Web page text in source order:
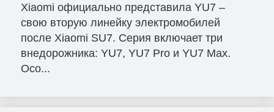
Xiaomi официально представила YU7 –
свою вторую линейку электромобилей
после Xiaomi SU7. Серия включает три
внедорожника: YU7, YU7 Pro и YU7 Max.
Осо...